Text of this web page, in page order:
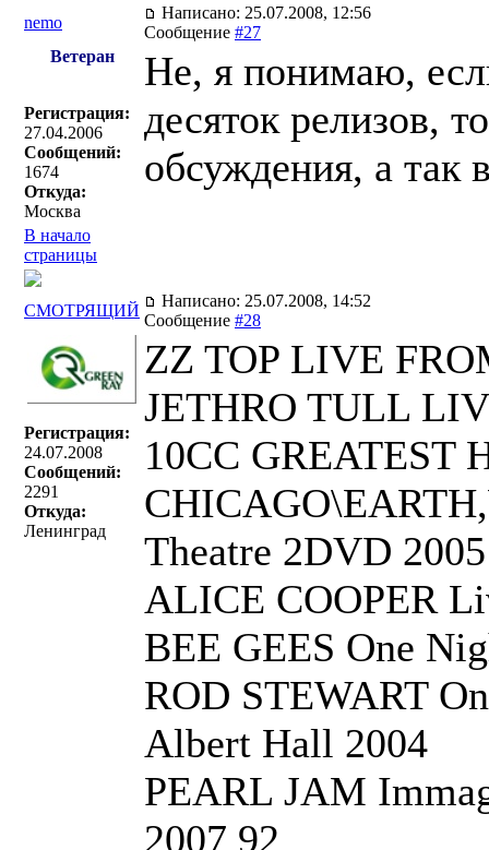
nemo
Написано: 25.07.2008, 12:56
Сообщение #27
Ветеран
Регистрация:
27.04.2006
Сообщений:
1674
Откуда:
Москва
Не, я понимаю,
десяток релизов,
обсуждения, а так
В начало
страницы
СМОТРЯЩИЙ
Написано: 25.07.2008, 14:52
Сообщение #28
Регистрация:
24.07.2008
Сообщений:
2291
Откуда:
Ленинград
ZZ TOP LIVE
JETHRO TULL
10CC
Theatre 2DVD
ALICE COOPER
BEE GEES One
ROD STEWART
Albert Hall 2004
PEARL JAM
2007 92